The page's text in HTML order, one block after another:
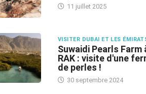
11 juillet 2025
VISITER DUBAI ET LES
Suwaidi Pearls Farm
RAK : visite d'une
de perles !
30 septembre 2024